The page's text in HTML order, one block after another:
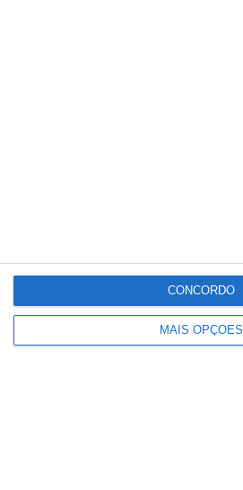
MAIS OPÇÕES
CONCORDO